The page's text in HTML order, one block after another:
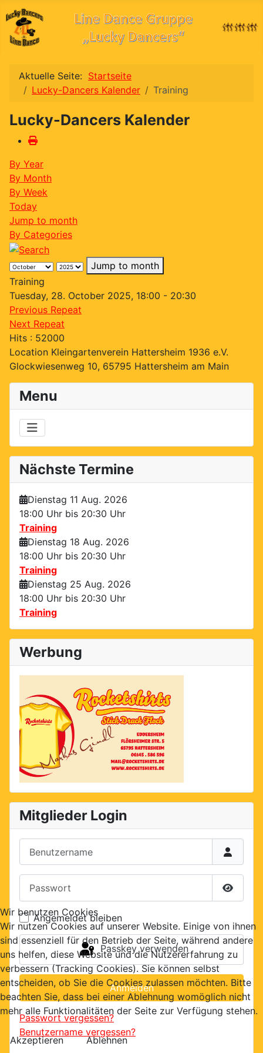
Menu
Nächste Termine
Dienstag 11 Aug. 2026
18:00 Uhr bis 20:30 Uhr
Training
Dienstag 18 Aug. 2026
18:00 Uhr bis 20:30 Uhr
Training
Dienstag 25 Aug. 2026
18:00 Uhr bis 20:30 Uhr
Training
Werbung
Mitglieder Login
Angemeldet bleiben
Passkey verwenden
Anmelden
Passwort vergessen?
Benutzername vergessen?
Aktuelle Seite: Startseite
Lucky-Dancers Kalender
Training
Lucky-Dancers Kalender
By Year
By Month
By Week
Today
Jump to month
By Categories
Jump to month
Training
Tuesday, 28. October 2025, 18:00 - 20:30
Previous Repeat
Next Repeat
Hits : 52000
Location Kleingartenverein Hattersheim 1936 e.V.
Glockwiesenweg 10, 65795 Hattersheim am Main
Wir benutzen Cookies
Wir nutzen Cookies auf unserer Website. Einige von ihnen
sind essenziell für den Betrieb der Seite, während andere
uns helfen, diese Website und die Nutzererfahrung zu
verbessern (Tracking Cookies). Sie können selbst
entscheiden, ob Sie die Cookies zulassen möchten. Bitte
beachten Sie, dass bei einer Ablehnung womöglich nicht
mehr alle Funktionalitäten der Seite zur Verfügung stehen.
Akzeptieren Ablehnen